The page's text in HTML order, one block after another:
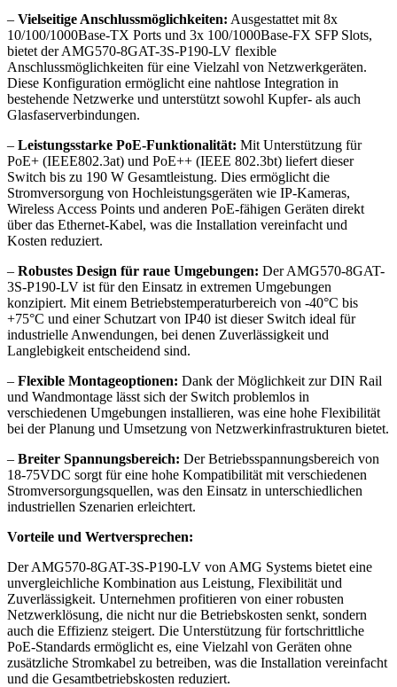
– Vielseitige Anschlussmöglichkeiten: Ausgestattet mit 8x
10/100/1000Base-TX Ports und 3x 100/1000Base-FX SFP Slots,
bietet der AMG570-8GAT-3S-P190-LV flexible
Anschlussmöglichkeiten für eine Vielzahl von Netzwerkgeräten.
Diese Konfiguration ermöglicht eine nahtlose Integration in
bestehende Netzwerke und unterstützt sowohl Kupfer- als auch
Glasfaserverbindungen.
– Leistungsstarke PoE-Funktionalität: Mit Unterstützung für
PoE+ (IEEE802.3at) und PoE++ (IEEE 802.3bt) liefert dieser
Switch bis zu 190 W Gesamtleistung. Dies ermöglicht die
Stromversorgung von Hochleistungsgeräten wie IP-Kameras,
Wireless Access Points und anderen PoE-fähigen Geräten direkt
über das Ethernet-Kabel, was die Installation vereinfacht und
Kosten reduziert.
– Robustes Design für raue Umgebungen: Der AMG570-8GAT-
3S-P190-LV ist für den Einsatz in extremen Umgebungen
konzipiert. Mit einem Betriebstemperaturbereich von -40°C bis
+75°C und einer Schutzart von IP40 ist dieser Switch ideal für
industrielle Anwendungen, bei denen Zuverlässigkeit und
Langlebigkeit entscheidend sind.
– Flexible Montageoptionen: Dank der Möglichkeit zur DIN Rail
und Wandmontage lässt sich der Switch problemlos in
verschiedenen Umgebungen installieren, was eine hohe Flexibilität
bei der Planung und Umsetzung von Netzwerkinfrastrukturen bietet.
– Breiter Spannungsbereich: Der Betriebsspannungsbereich von
18-75VDC sorgt für eine hohe Kompatibilität mit verschiedenen
Stromversorgungsquellen, was den Einsatz in unterschiedlichen
industriellen Szenarien erleichtert.
Vorteile und Wertversprechen:
Der AMG570-8GAT-3S-P190-LV von AMG Systems bietet eine
unvergleichliche Kombination aus Leistung, Flexibilität und
Zuverlässigkeit. Unternehmen profitieren von einer robusten
Netzwerklösung, die nicht nur die Betriebskosten senkt, sondern
auch die Effizienz steigert. Die Unterstützung für fortschrittliche
PoE-Standards ermöglicht es, eine Vielzahl von Geräten ohne
zusätzliche Stromkabel zu betreiben, was die Installation vereinfacht
und die Gesamtbetriebskosten reduziert.